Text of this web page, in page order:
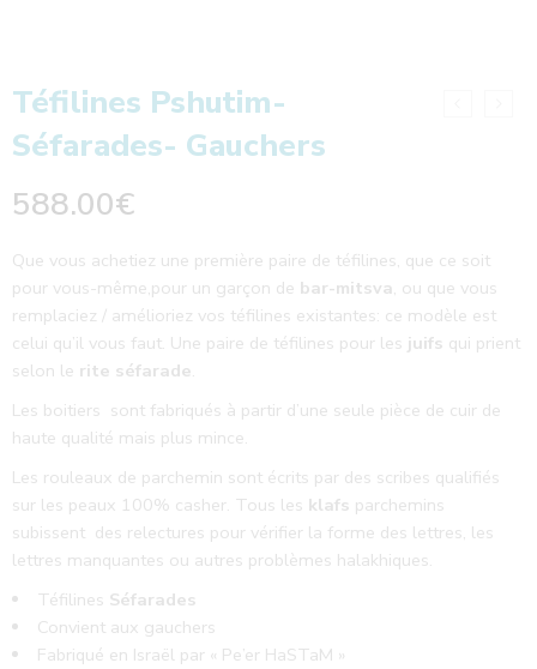
Téfilines Pshutim-
Séfarades- Gauchers
588.00€
Que vous achetiez une première paire de téfilines, que ce soit
pour vous-même,pour un garçon de bar-mitsva, ou que vous
remplaciez / amélioriez vos téfilines existantes: ce modèle est
celui qu’il vous faut. Une paire de téfilines pour les juifs qui prient
selon le rite séfarade.
Les boitiers sont fabriqués à partir d’une seule pièce de cuir de
haute qualité mais plus mince.
Les rouleaux de parchemin sont écrits par des scribes qualifiés
sur les peaux 100% casher. Tous les klafs parchemins
subissent des relectures pour vérifier la forme des lettres, les
lettres manquantes ou autres problèmes halakhiques.
Téfilines Séfarades
Convient aux gauchers
Fabriqué en Israël par « Pe’er HaSTaM »